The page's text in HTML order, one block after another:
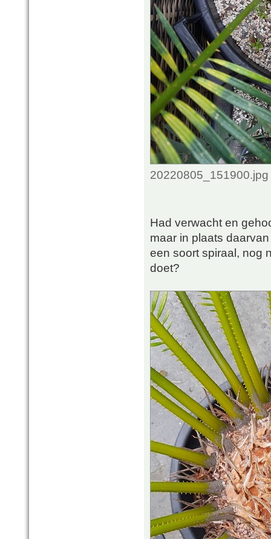
Had verwacht en
maar in plaats
een soort spiraal, nog
doet?